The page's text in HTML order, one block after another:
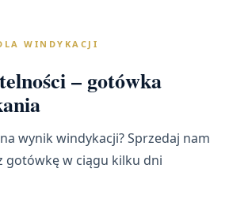
WINDYKACJI
– gotówka
wynik windykacji? Sprzedaj nam
gotówkę w ciągu kilku dni